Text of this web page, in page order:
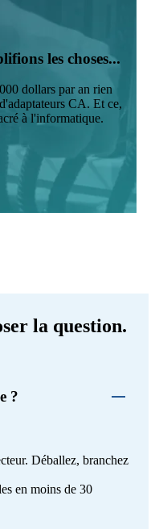
les choses...
dollars par an rien
CA. Et ce,
à l'informatique.
la question.
?
Déballez, branchez
en moins de 30